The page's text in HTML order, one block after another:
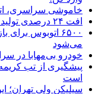
خاموشی سراسری،
افت ۲۴ درصدی تولید خودرو در کشور
۶۵۰۰ اتوبوس
می‌شود
خودرو بی‌مهابا در
پیشگیری از تب
است